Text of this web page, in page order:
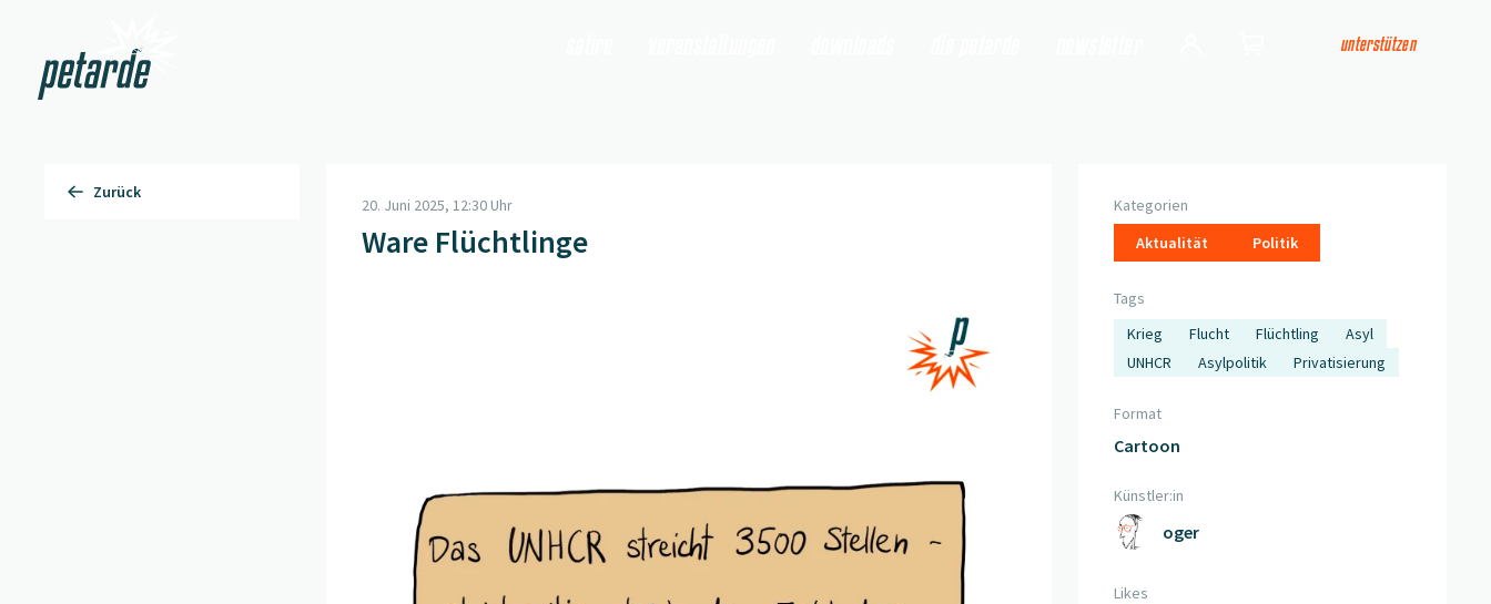
Zur Startseite
unterstützen
Zurück
20. Juni 2025, 12:30 Uhr
Ware Flüchtlinge
Kategorien
Aktualität
Politik
Tags
Krieg
Flucht Flüchtling
Asyl
UNHCR
Asylpolitik Privatisierung
Format
Cartoon
Künstler:in
oger
Likes